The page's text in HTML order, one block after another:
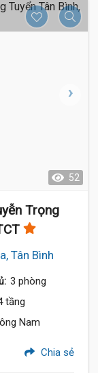
52
Trọng
Tân Bình
3 phòng
tầng
Nam
Chia sẻ